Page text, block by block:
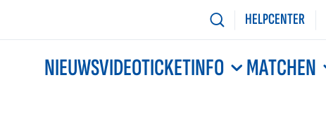
HELPCENTER
NIEUWSVIDEOTICKETINFO MATCHEN